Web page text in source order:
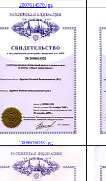
2007614570.jpg
2009616033.jpg